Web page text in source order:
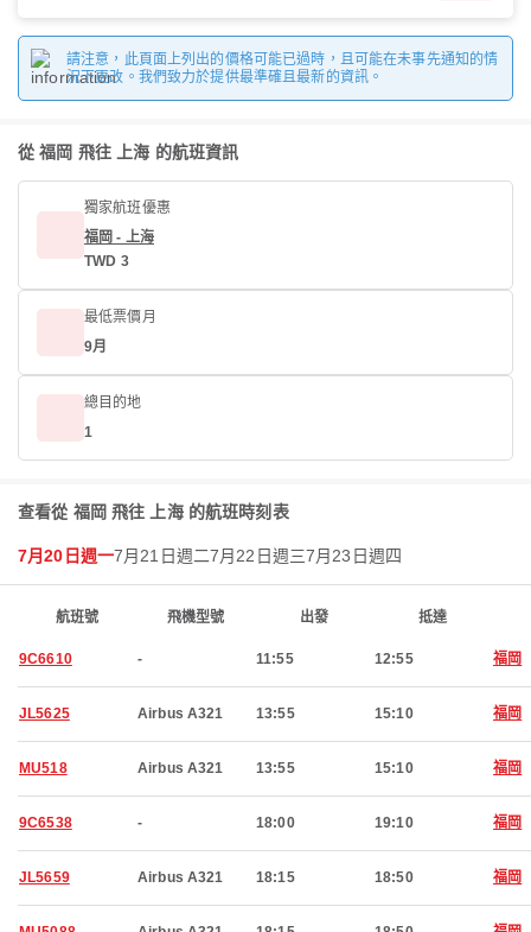
請注意，此頁面上列出的價格可能已過時，且可能在未事先通知的情
況下更改。我們致力於提供最準確且最新的資訊。
從 福岡 飛往 上海 的航班資訊
獨家航班優惠
福岡 - 上海
TWD 3
最低票價月
9月
總目的地
1
查看從 福岡 飛往 上海 的航班時刻表
7月20日週一7月21日週二7月22日週三7月23日週四
航班號 飛機型號 出發 抵達
9C6610 - 11:55 12:55 福岡
JL5625 Airbus A321 13:55 15:10 福岡
MU518 Airbus A321 13:55 15:10 福岡
9C6538 - 18:00 19:10 福岡
JL5659 Airbus A321 18:15 18:50 福岡